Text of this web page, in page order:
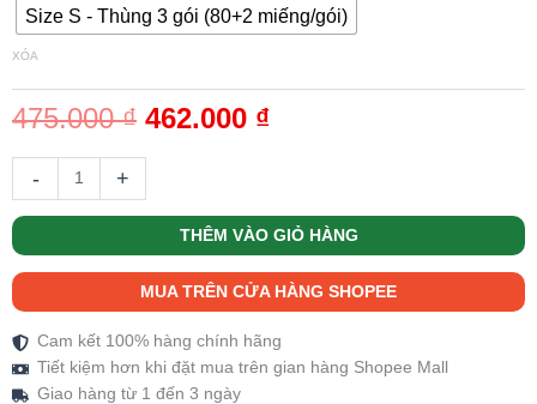
Size S - Thùng 3 gói (80+2 miếng/gói)
XÓA
475.000₫ 462.000 ₫
- +
THÊM VÀO GIỎ HÀNG
MUA TRÊN CỬA HÀNG SHOPEE
Cam kết 100% hàng chính hãng
Tiết kiệm hơn khi đặt mua trên gian hàng Shopee Mall
Giao hàng từ 1 đến 3 ngày